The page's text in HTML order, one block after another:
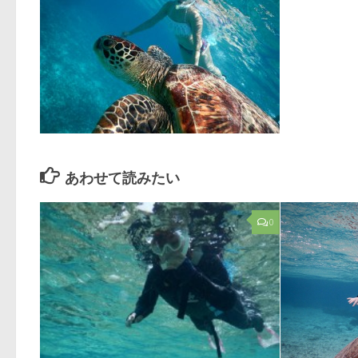
あわせて読みたい
0